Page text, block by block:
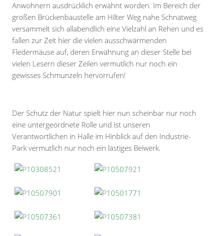
Anwohnern ausdrücklich erwähnt worden. Im Bereich der
großen Brückenbaustelle am Hilter Weg nahe Schnatweg
versammelt sich allabendlich eine Vielzahl an Rehen und es
fallen zur Zeit hier die vielen ausschwärmenden
Fledermäuse auf, deren Erwähnung an dieser Stelle bei
vielen Lesern dieser Zeilen vermutlich nur noch ein
gewisses Schmunzeln hervorrufen!
Der Schutz der Natur spielt hier nun scheinbar nur noch
eine untergeordnete Rolle und ist unseren
Verantwortlichen in Halle im Hinblick auf den Industrie-
Park vermutlich nur noch ein lästiges Beiwerk.